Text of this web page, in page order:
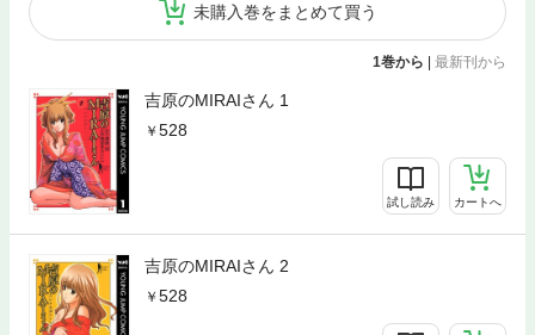
未購入巻をまとめて買う
1巻から 最新刊から
吉原のMIRAIさん 1
528
試し読み カートへ
吉原のMIRAIさん 2
528